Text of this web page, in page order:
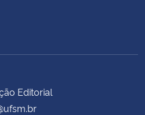
Editorial